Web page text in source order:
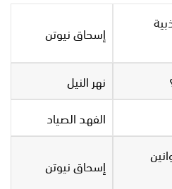
إسحاق نيوتن
نهر النيل
الفهد الصياد
إسحاق نيوتن